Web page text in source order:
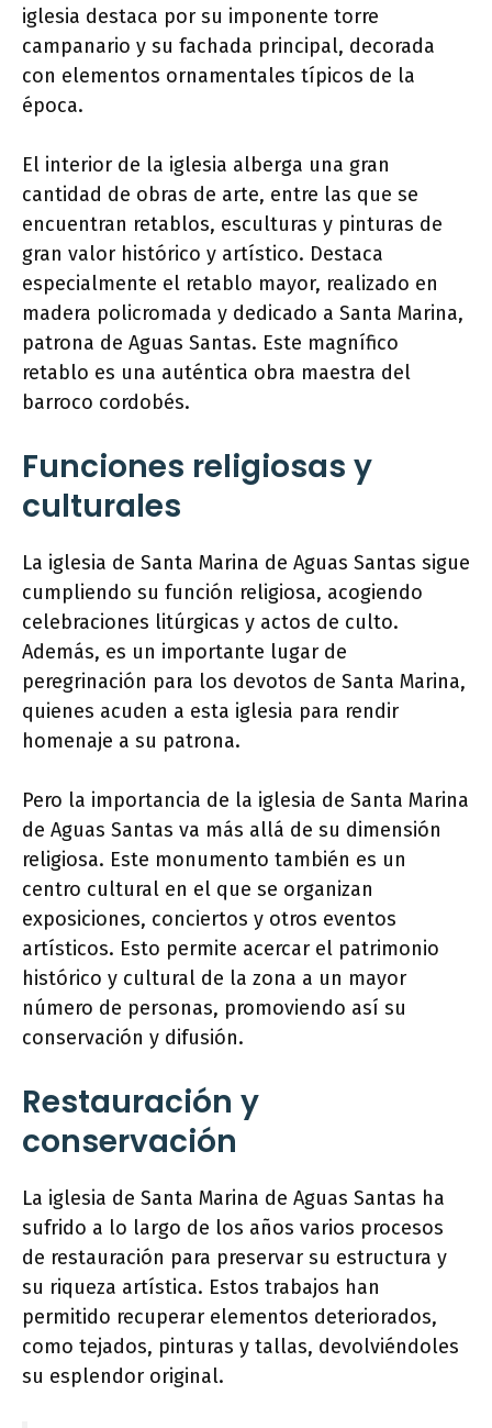
iglesia destaca por su imponente torre
campanario y su fachada principal, decorada
con elementos ornamentales típicos de la
época.
El interior de la iglesia alberga una gran
cantidad de obras de arte, entre las que se
encuentran retablos, esculturas y pinturas de
gran valor histórico y artístico. Destaca
especialmente el retablo mayor, realizado en
madera policromada y dedicado a Santa Marina,
patrona de Aguas Santas. Este magnífico
retablo es una auténtica obra maestra del
barroco cordobés.
Funciones religiosas y
culturales
La iglesia de Santa Marina de Aguas Santas sigue
cumpliendo su función religiosa, acogiendo
celebraciones litúrgicas y actos de culto.
Además, es un importante lugar de
peregrinación para los devotos de Santa Marina,
quienes acuden a esta iglesia para rendir
homenaje a su patrona.
Pero la importancia de la iglesia de Santa Marina
de Aguas Santas va más allá de su dimensión
religiosa. Este monumento también es un
centro cultural en el que se organizan
exposiciones, conciertos y otros eventos
artísticos. Esto permite acercar el patrimonio
histórico y cultural de la zona a un mayor
número de personas, promoviendo así su
conservación y difusión.
Restauración y
conservación
La iglesia de Santa Marina de Aguas Santas ha
sufrido a lo largo de los años varios procesos
de restauración para preservar su estructura y
su riqueza artística. Estos trabajos han
permitido recuperar elementos deteriorados,
como tejados, pinturas y tallas, devolviéndoles
su esplendor original.